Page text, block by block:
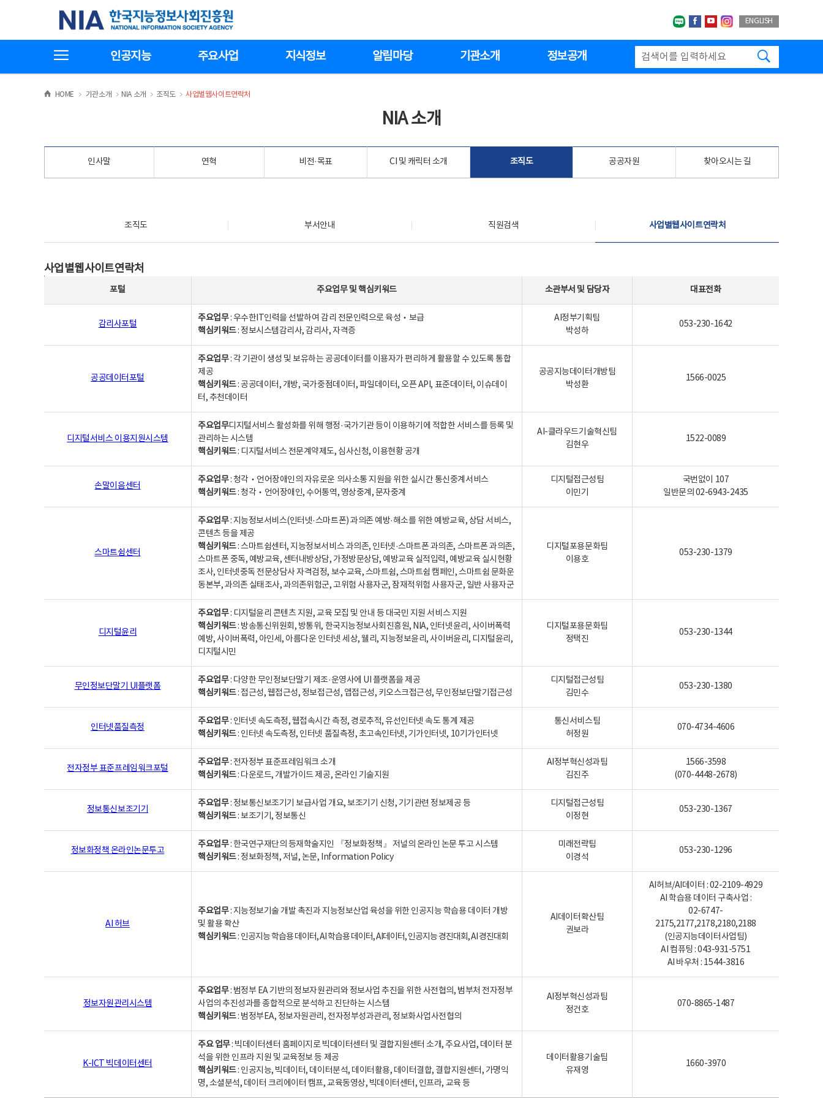
기
한국지능정보사회진흥원
네이버블로그
페이스북
유투브인스타그랩
ENGLISH
인공지능 주요사업 지식정보 알림마당 기관소개 정보공개
HOME >
기관소개 >NIA 소개 >
조직도 >
사업별웹사이트연락처
NIA 소개
인사말 연혁 비전·목표 CI 및 캐릭터 소개 조직도 공공자원 찾아오시는 길
조직도 부서안내 직원검색 사업별웹사이트연락처
사업별웹사이트연락처
포털 주요업무및핵심키워드 소관부서 및 담당자 대표전화
감리사포털
주요업무: 우수한IT인력을 선발하여 감리 전문인력으로 육성‧보급
핵심키워드: 정보시스템감리사, 감리사, 자격증
AI정부기획팀
박성하
053-230-1642
공공데이터포털
주요업무: 각 기관이 생성 및 보유하는 공공데이터를 이용자가 편리하게 활용할 수 있도록 통합
제공
핵심키워드: 공공데이터, 개방, 국가중점데이터, 파일데이터, 오픈 API, 표준데이터, 이슈데이
터, 추천데이터
공공지능데이터개방팀
박성환
1566-0025
디지털서비스 이용지원시스템
주요업무디지털서비스 활성화를 위해 행정·국가기관 등이 이용하기에 적합한 서비스를 등록 및
관리하는 시스템
핵심키워드: 디지털서비스 전문계약제도, 심사신청, 이용현황 공개
AI-클라우드기술혁신팀
김현우
1522-0089
손말이음센터
주요업무: 청각‧언어장애인의 자유로운 의사소통 지원을 위한 실시간 통신중계서비스
핵심키워드: 청각‧언어장애인, 수어통역, 영상중계, 문자중계
디지털접근성팀
이민기
국번없이 107
일반문의 02-6943-2435
스마트쉼센터
주요업무: 지능정보서비스(인터넷·스마트폰) 과의존 예방·해소를 위한 예방교육, 상담 서비스,
콘텐츠 등을 제공
핵심키워드: 스마트쉼센터, 지능정보서비스 과의존, 인터넷·스마트폰 과의존, 스마트폰 과의존,
스마트폰 중독, 예방교육, 센터내방상담, 가정방문상담, 예방교육 실적입력, 예방교육 실시현황
조사, 인터넷중독 전문상담사 자격검정, 보수교육, 스마트쉼, 스마트쉼 캠페인, 스마트쉼 문화운
동본부, 과의존 실태조사, 과의존위험군, 고위험 사용자군, 잠재적위험 사용자군, 일반 사용자군
디지털포용문화팀
이용호
053-230-1379
디지털윤리
주요업무: 디지털윤리 콘텐츠 지원, 교육 모집 및 안내 등 대국민 지원 서비스 지원
핵심키워드: 방송통신위원회, 방통위, 한국지능정보사회진흥원, NIA, 인터넷윤리, 사이버폭력
예방, 사이버폭력, 아인세, 아름다운 인터넷 세상, 웰리, 지능정보윤리, 사이버윤리, 디지털윤리,
디지털시민
디지털포용문화팀
정택진
053-230-1344
무인정보단말기 UI플랫폼
주요업무: 다양한 무인정보단말기 제조·운영사에 UI 플랫폼을 제공
핵심키워드: 접근성, 웹접근성, 정보접근성, 앱접근성, 키오스크접근성, 무인정보단말기접근성
디지털접근성팀
김민수
053-230-1380
인터넷품질측정
주요업무: 인터넷 속도측정, 웹접속시간 측정, 경로추적, 유선인터넷 속도 통계 제공
핵심키워드: 인터넷 속도측정, 인터넷 품질측정, 초고속인터넷, 기가인터넷, 10기가인터넷
통신서비스팀
허정원
070-4734-4606
전자정부 표준프레임워크포털
주요업무: 전자정부 표준프레임워크 소개
핵심키워드: 다운로드, 개발가이드 제공, 온라인 기술지원
AI정부혁신성과팀
김진주
1566-3598
(070-4448-2678)
정보통신보조기기
주요업무: 정보통신보조기기 보급사업 개요, 보조기기 신청, 기기관련 정보제공 등
핵심키워드: 보조기기, 정보통신
디지털접근성팀
이정현
053-230-1367
정보화정책 온라인논문투고
주요업무: 한국연구재단의 등재학술지인 『정보화정책』 저널의 온라인 논문 투고 시스템
핵심키워드: 정보화정책, 저널, 논문, Information Policy
미래전략팀
이경석
053-230-1296
AI 허브
주요업무: 지능정보기술 개발 촉진과 지능정보산업 육성을 위한 인공지능 학습용 데이터 개방
및 활용 확산
핵심키워드: 인공지능 학습용 데이터, AI 학습용 데이터, AI데이터, 인공지능 경진대회, AI 경진대회
AI데이터확산팀
권보라
AI허브/AI데이터 : 02-2109-4929
AI 학습용 데이터 구축사업 :
02-6747-
2175,2177,2178,2180,2188
(인공지능데이터사업팀)
AI 컴퓨팅 : 043-931-5751
AI 바우처 : 1544-3816
정보자원관리시스템
주요업무: 범정부 EA 기반의 정보자원관리와 정보사업 추진을 위한 사전협의, 범부처 전자정부
사업의 추진성과를 종합적으로 분석하고 진단하는 시스템
핵심키워드: 범정부EA, 정보자원관리, 전자정부성과관리, 정보화사업사전협의
AI정부혁신성과팀
정건호
070-8865-1487
K-ICT 빅데이터센터
주요 업무: 빅데이터센터 홈페이지로 빅데이터센터 및 결합지원센터 소개, 주요사업, 데이터 분
석을 위한 인프라 지원 및 교육정보 등 제공
핵심키워드: 인공지능, 빅데이터, 데이터분석, 데이터활용, 데이터결합, 결합지원센터, 가명익
명, 소셜분석, 데이터 크리에이터 캠프, 교육동영상, 빅데이터센터, 인프라, 교육 등
데이터활용기술팀
유재영
1660-3970